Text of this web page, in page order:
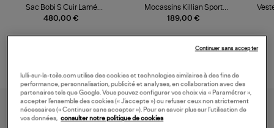
480,00 €
Sac Bobi S Cuir Lamé
Champagne
189,00 €
Mocassins Killian Sport
Mousse
lulli-sur-la-toile.com utilise des cookies et technologies similaires à des fins de
performance, personnalisation, publicité et analyses, en collaboration avec des
partenaires tels que Google. Vous pouvez configurer vos choix via « Paramétrer »,
accepter l’ensemble des cookies (« J’accepte ») ou refuser ceux non strictement
nécessaires (« Continuer sans accepter »). Pour en savoir plus sur l’utilisation de
vos données, consulter notre politique de cookies
Continuer sans accepter